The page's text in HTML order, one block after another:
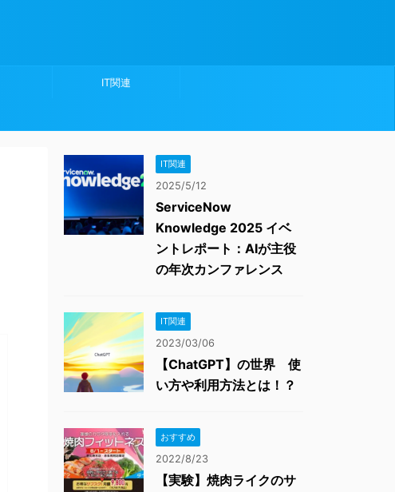
IT関連
IT関連
2025/5/12
ServiceNow
Knowledge 2025 イベ
ントレポート：AIが主役
の年次カンファレンス
IT関連
2023/03/06
【ChatGPT】の世界 使
い方や利用方法とは！？
おすすめ
2022/8/23
【実験】焼肉ライクのサ